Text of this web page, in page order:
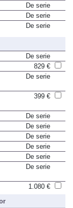
De serie
De serie
De serie
De serie
829 €
De serie
399 €
De serie
De serie
De serie
De serie
De serie
De serie
1.080 €